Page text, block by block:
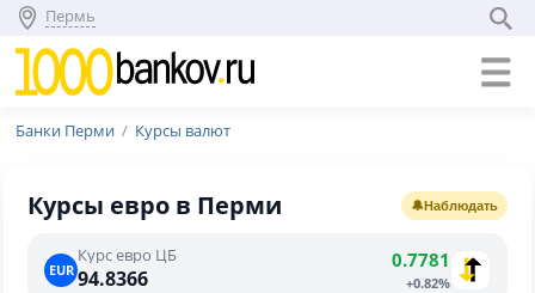
Пермь
Банки Перми Курсы валют
Курсы евро в Перми 🔔Наблюдать
EUR
Курс евро ЦБ
94.8366
0.7781
+0.82%